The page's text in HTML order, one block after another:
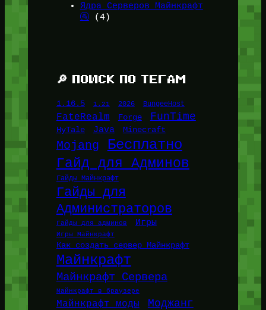
Ядра Серверов Майнкрафт
🚰(4)
🔎 ПОИСК ПО ТЕГАМ
1.16.5 1.21 2026 BungeeHost
FateRealm Forge FunTime
HyTale Java Minecraft
Mojang Бесплатно
Гайд для Админов
Гайды Майнкрафт
Гайды для
Администраторов
Гайды для админов Игры
Игры Майнкрафт
Как создать сервер Майнкрафт
Майнкрафт
Майнкрафт Сервера
Майнкрафт в браузере
Майнкрафт моды Моджанг